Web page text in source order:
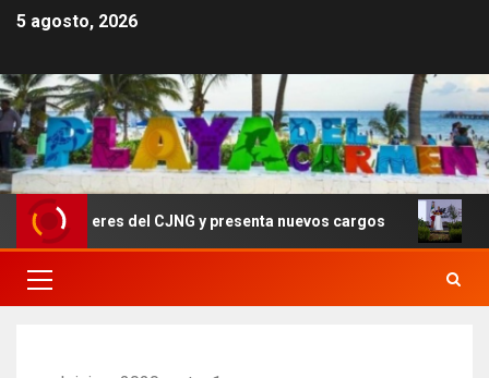
5 agosto, 2026
líderes del CJNG y presenta nuevos cargos